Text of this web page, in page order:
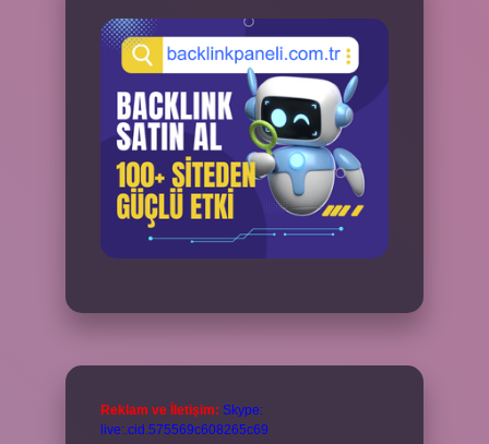
Reklam ve İletişim: Skype:
live:.cid.575569c608265c69